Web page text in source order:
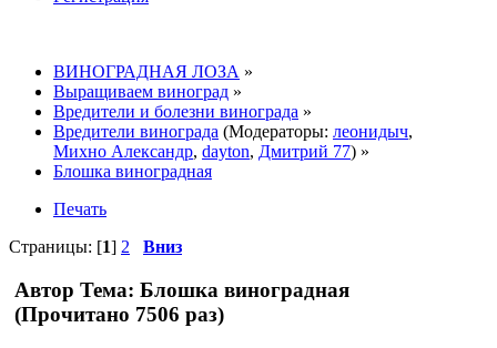
ВИНОГРАДНАЯ ЛОЗА »
Выращиваем виноград »
Вредители и болезни винограда »
Вредители винограда (Модераторы: леонидыч,
Михно Александр, dayton, Дмитрий 77) »
Блошка виноградная
Печать
Страницы: [1] 2 Вниз
Автор Тема: Блошка виноградная
(Прочитано 7506 раз)